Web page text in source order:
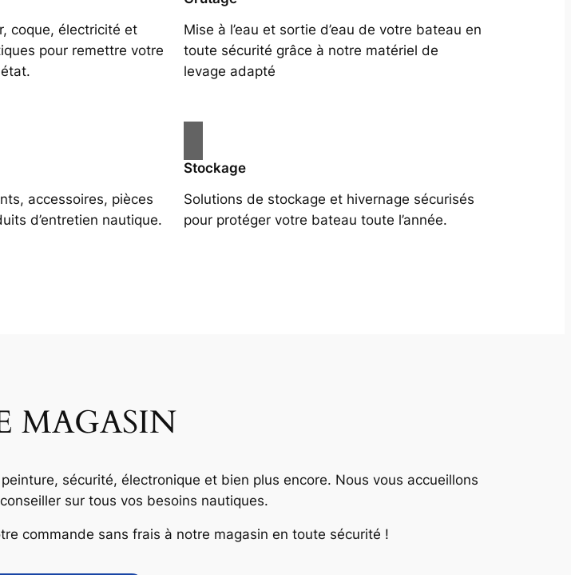
coque, électricité et
pour remettre votre
Mise à l’eau et sortie d’eau de votre bateau en
toute sécurité grâce à notre matériel de
levage adapté
accessoires, pièces
d’entretien nautique.
Stockage
Solutions de stockage et hivernage sécurisés
pour protéger votre bateau toute l’année.
MAGASIN
sécurité, électronique et bien plus encore. Nous vous accueillons
sur tous vos besoins nautiques.
commande sans frais à notre magasin en toute sécurité !